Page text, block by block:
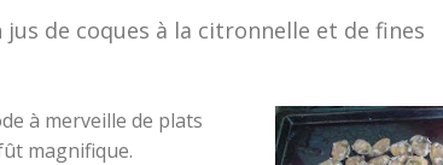
jus de coques à la citronnelle et de fines
à merveille de plats
magnifique.